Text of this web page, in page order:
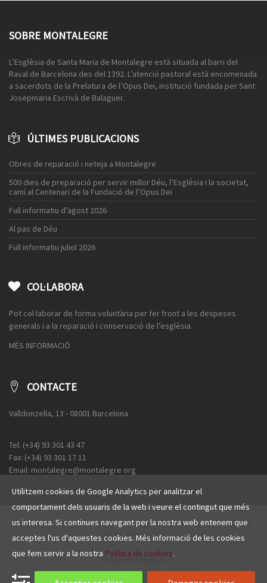
SOBRE MONTALEGRE
L’Esglèsia de Santa Maria de Montalegre està situada al barri del
Raval de Barcelona des del 1392. L’atenció pastoral està encomenada
a sacerdots de la Prelatura de l’Opus Dei, institució fundada per Sant
Josepmaria Escrivà de Balaguer.
ÚLTIMES PUBLICACIONS
Obres de reparació i neteja a Montalegre
500 dies de preparació per servir millor Déu, l’Església i la societat,
camí al Centenari de la Fundació de l’Opus Dei
Full informatiu d’agost 2026
Al pas de Déu
Full informatiu juliol 2026
COL·LABORA
Pot col·laborar de forma voluntària per fer front a les despeses
generals i a la reparació i conservació de l’esglèsia.
MÉS INFORMACIÓ
CONTACTE
Valldonzella, 13 - 08001 Barcelona
Tel: (+34) 93 301 43 47
Fax: (+34) 93 301 17 11
Email: montalegre@montalegre.org
© 2016 Esglèsia de Santa Maria de Montalegre · AVÍS LEGAL·POLÍTICA COOKIES
POLÍTICA PRIVACITAT
Utilitzem cookies de Google Analytics per analitzar el
comportament dels usuaris de la web i veure el contingut que més
us interesa. Si continues navegant per la nostra web entenem que
acceptes l'us d'aquestes cookies. Més informació de les cookies
que fem servir a la nostra Política de cookies.